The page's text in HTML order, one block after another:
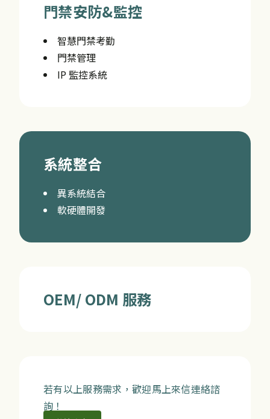
門禁安防&監控
智慧門禁考勤
門禁管理
IP 監控系統
系統整合
異系統結合
軟硬體開發
OEM/ ODM 服務
若有以上服務需求，歡迎馬上來信連絡諮
詢！